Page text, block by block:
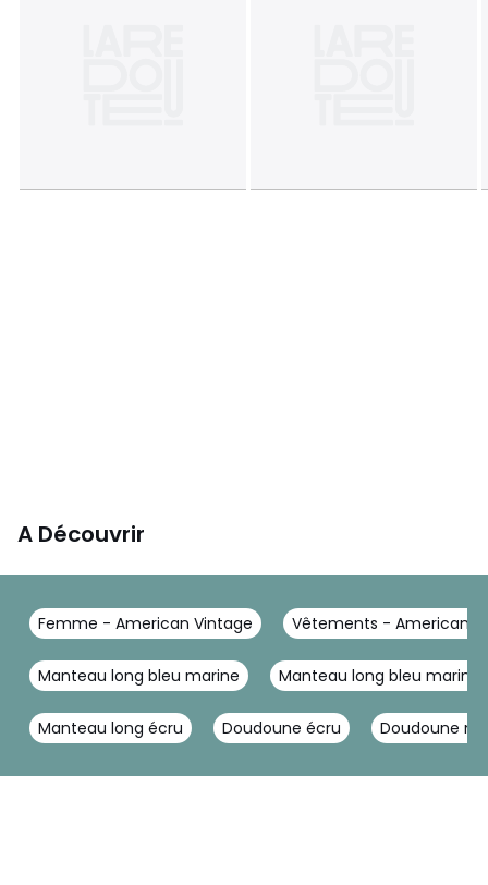
A Découvrir
Femme - American Vintage Vêtements - American
Manteau long bleu marine Manteau long bleu
Manteau long écru Doudoune écru Doudoune